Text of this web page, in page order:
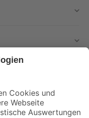
mehr verpassen!